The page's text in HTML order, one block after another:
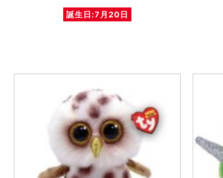
誕生日:7月20日